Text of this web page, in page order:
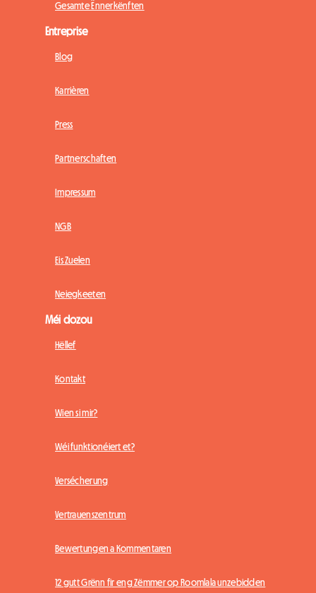
Gesamte Ënnerkënften
Entreprise
Blog
Karrièren
Press
Partnerschaften
Impressum
NGB
Eis Zuelen
Neiegkeeten
Méi dozou
Hëllef
Kontakt
Wien si mir?
Wéi funktionéiert et?
Versécherung
Vertrauenszentrum
Bewertungen a Kommentaren
12 gutt Grënn fir eng Zëmmer op Roomlala unzebidden